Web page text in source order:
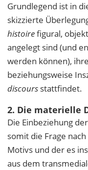
Grundlegend ist in
skizzierte
histoirefigural,
angelegt sind (und
werden können),
beziehungsweise
discours stattfindet.
2. Die materielle
Die Einbeziehung
somit die Frage
Motivs und der es
aus dem